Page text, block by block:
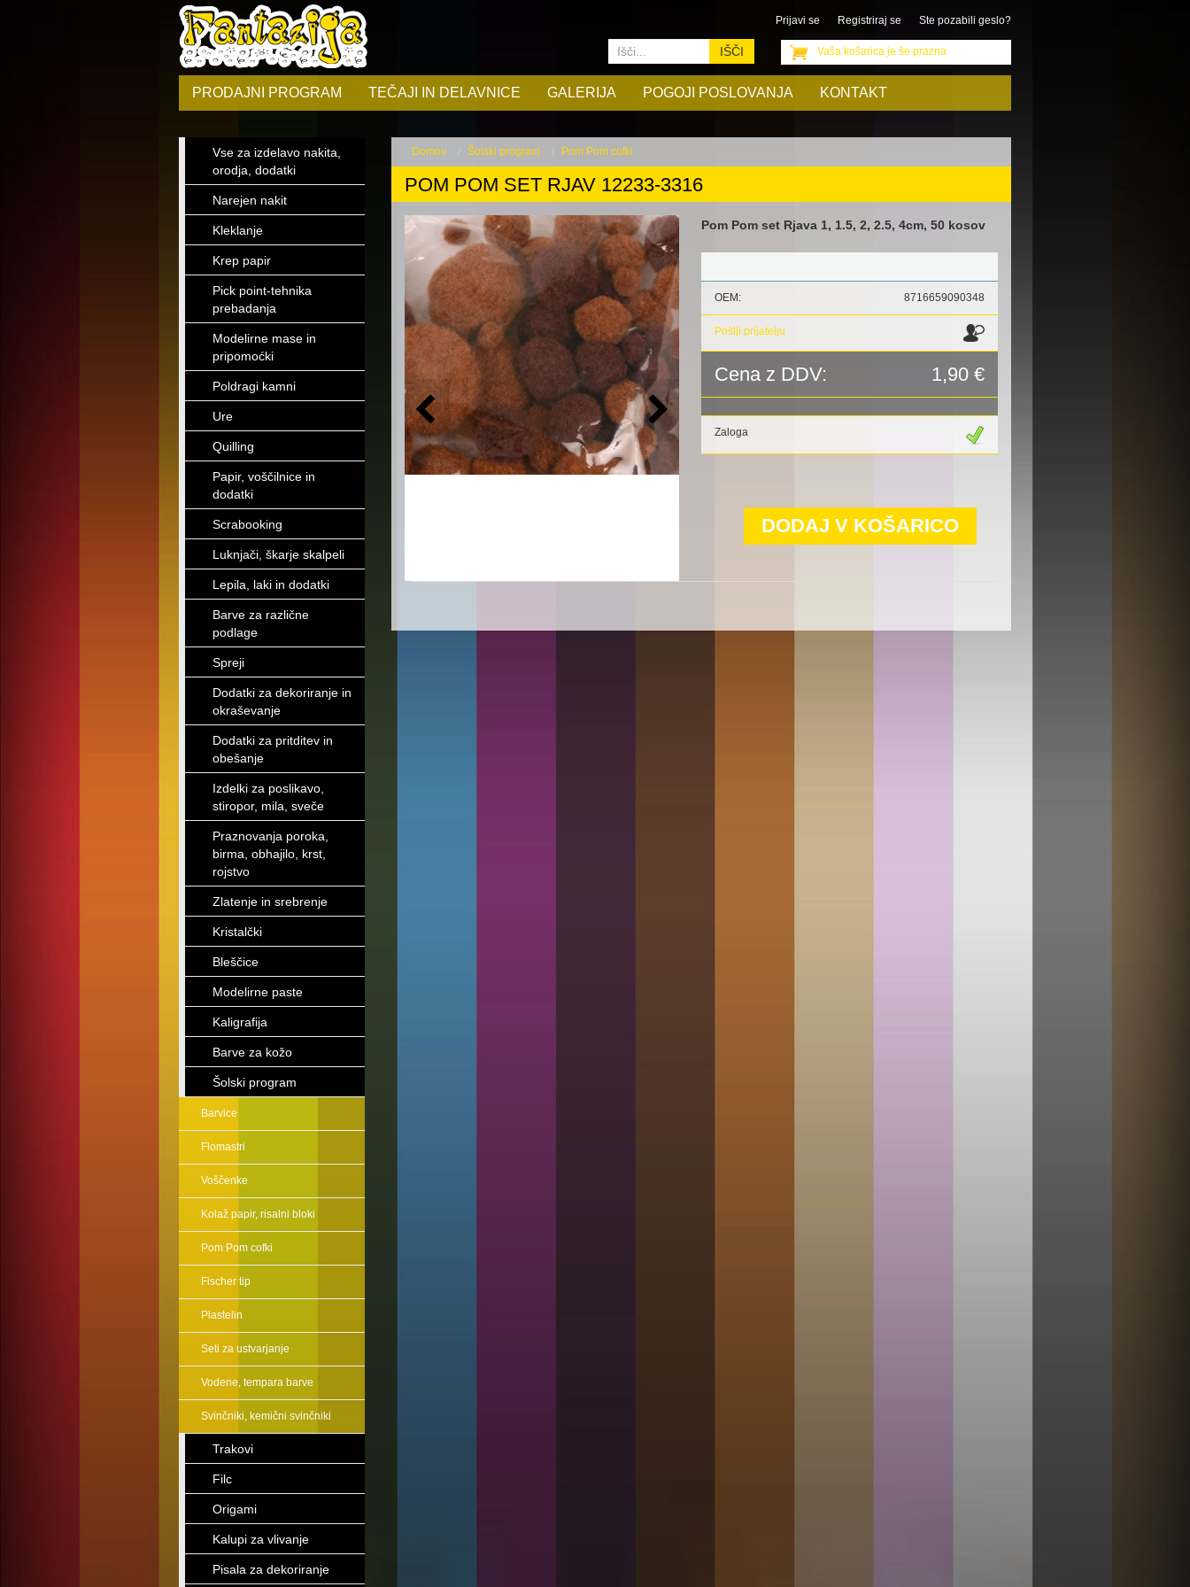
Prijavi se Registriraj se Ste pozabili geslo?
Vaša košarica je še prazna
PRODAJNI PROGRAM TEČAJI IN DELAVNICE GALERIJA POGOJI POSLOVANJA KONTAKT
IŠČI
Vse za izdelavo nakita,
orodja, dodatki
Narejen nakit
Kleklanje
Krep papir
Pick point-tehnika
prebadanja
Modelirne mase in
pripomoćki
Poldragi kamni
Ure
Quilling
Papir, voščilnice in
dodatki
Scrabooking
Luknjači, škarje skalpeli
Lepila, laki in dodatki
Barve za različne
podlage
Spreji
Dodatki za dekoriranje in
okraševanje
Dodatki za pritditev in
obešanje
Izdelki za poslikavo,
stiropor, mila, sveče
Praznovanja poroka,
birma, obhajilo, krst,
rojstvo
Zlatenje in srebrenje
Kristalčki
Bleščice
Modelirne paste
Kaligrafija
Barve za kožo
Šolski program
Barvice
Flomastri
Voščenke
Kolaž papir, risalni bloki
Pom Pom cofki
Fischer tip
Plastelin
Seti za ustvarjanje
Vodene, tempara barve
Svinčniki, kemični svinčniki
Trakovi
Filc
Origami
Kalupi za vlivanje
Pisala za dekoriranje
Domov Šolski program Pom Pom cofki
POM POM SET RJAV 12233-3316
Pom Pom set Rjava 1, 1.5, 2, 2.5, 4cm, 50 kosov
OEM: 8716659090348
Pošlji prijatelju
Cena z DDV: 1,90 €
Zaloga
DODAJ V KOŠARICO